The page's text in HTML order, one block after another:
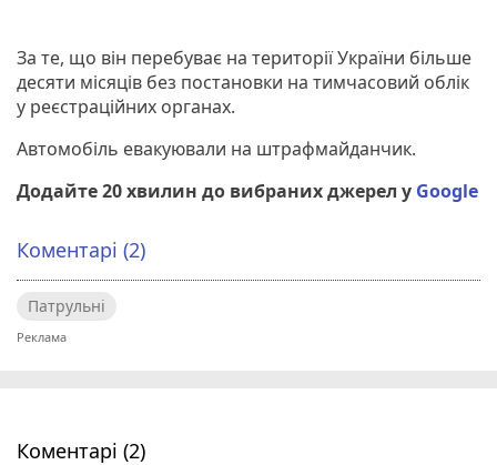
За те, що він перебуває на території України більше
десяти місяців без постановки на тимчасовий облік
у реєстраційних органах.
Автомобіль евакуювали на штрафмайданчик.
Додайте 20 хвилин до вибраних джерел у Google
Коментарі (2)
Патрульні
Коментарі (2)